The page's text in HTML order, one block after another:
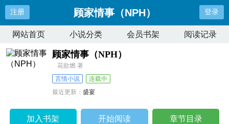
注册 顾家情事（NPH） 登录
网站首页 小说分类 会员书架 阅读记录
顾家情事（NPH）
花欲燃 著
言情小说
连载中
最近更新：盛宴
加入书架 开始阅读 章节目录